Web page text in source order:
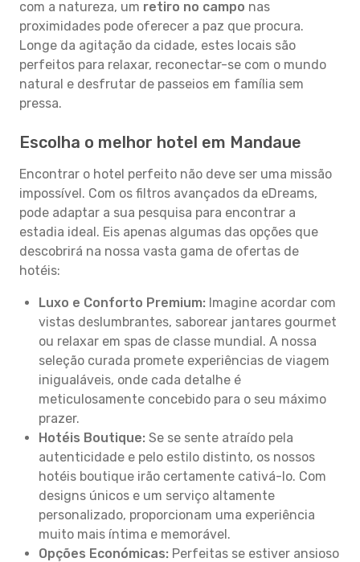
com a natureza, um retiro no campo nas
proximidades pode oferecer a paz que procura.
Longe da agitação da cidade, estes locais são
perfeitos para relaxar, reconectar-se com o mundo
natural e desfrutar de passeios em família sem
pressa.
Escolha o melhor hotel em Mandaue
Encontrar o hotel perfeito não deve ser uma missão
impossível. Com os filtros avançados da eDreams,
pode adaptar a sua pesquisa para encontrar a
estadia ideal. Eis apenas algumas das opções que
descobrirá na nossa vasta gama de ofertas de
hotéis:
Luxo e Conforto Premium: Imagine acordar com
vistas deslumbrantes, saborear jantares gourmet
ou relaxar em spas de classe mundial. A nossa
seleção curada promete experiências de viagem
inigualáveis, onde cada detalhe é
meticulosamente concebido para o seu máximo
prazer.
Hotéis Boutique: Se se sente atraído pela
autenticidade e pelo estilo distinto, os nossos
hotéis boutique irão certamente cativá-lo. Com
designs únicos e um serviço altamente
personalizado, proporcionam uma experiência
muito mais íntima e memorável.
Opções Económicas: Perfeitas se estiver ansioso